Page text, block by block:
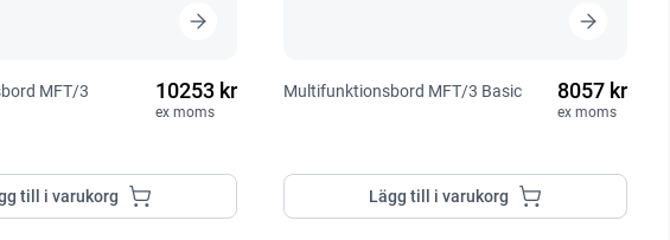
MFT/3 10253 kr
ex moms
till i varukorg
Multifunktionsbord MFT/3 Basic 8057 kr
ex moms
Lägg till i varukorg